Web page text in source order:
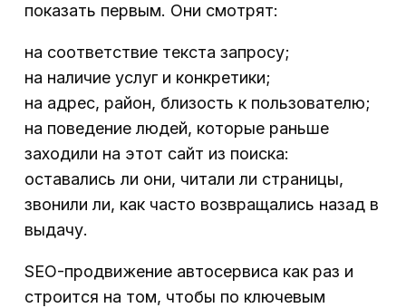
показать первым. Они смотрят:
на соответствие текста запросу;
на наличие услуг и конкретики;
на адрес, район, близость к пользователю;
на поведение людей, которые раньше
заходили на этот сайт из поиска:
оставались ли они, читали ли страницы,
звонили ли, как часто возвращались назад в
выдачу.
SEO-продвижение автосервиса как раз и
строится на том, чтобы по ключевым